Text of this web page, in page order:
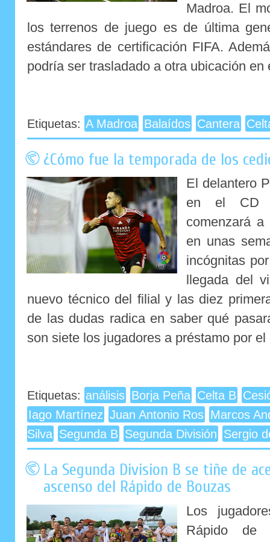
Madroa. El
los terrenos de juego es de última
estándares de certificación FIFA.
podría ser trasladado a otra ubicación en
Etiquetas: A Madroa Balaídos Cantera
¿Cómo fue la temporada de los
El delantero
en el CD
comenzará a
en unas
incógnitas
llegada del
nuevo técnico del filial y las diez
de las dudas radica en saber qué
son siete los jugadores a préstamo por el
Etiquetas: análisis Borja Peña Celta B
Iago Martínez Juan Antonio Ros Marcos
Silva Segunda B Segunda División Sergio
La Segunda Division B se tiñe de
ascenso del Rápido de Bouzas
Los
Rápido de